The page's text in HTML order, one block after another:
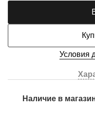
Условия
Наличие в